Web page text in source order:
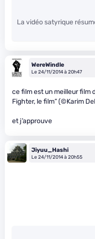
La vidéo satyrique
WereWindle
Le 24/11/2014 à 20h47
ce film est un meilleur film
Fighter, le film” (©Karim
et j’approuve
Jiyuu_Hashi
Le 24/11/2014 à 20h55